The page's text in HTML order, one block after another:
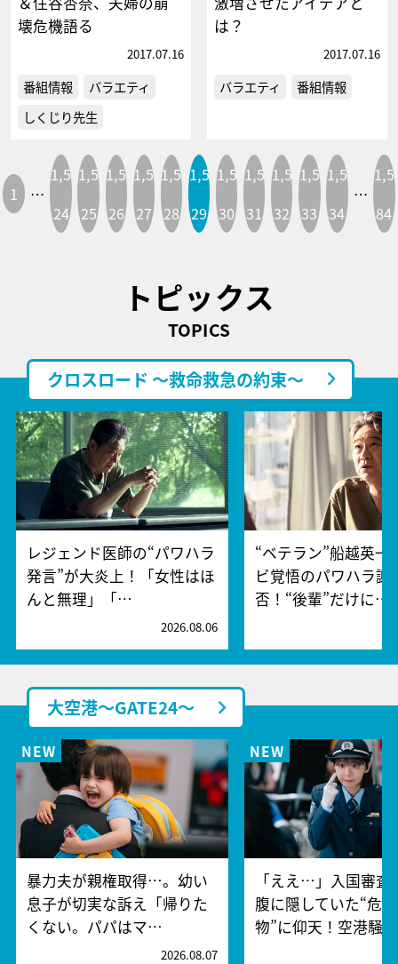
壊危機語る
2017.07.16
番組情報
バラエティ
しくじり先生
は？
2017.07.16
バラエティ 番組情報
1 …
1,5
24
1,5
25
1,5
26
1,5
27
1,5
28
1,5
29
1,5
30
1,5
31
1,5
32
1,5
33
1,5
34
…
1,5
84
トピックス
TOPICS
クロスロード ～救命救急の約束～
レジェンド医師の“パワハラ
発言”が大炎上！「女性はほ
んと無理」「…
2026.08.06
“ベテラン”船越英一
ビ覚悟のパワハラ謝
否！“後輩”だけに…
大空港～GATE24～
暴力夫が親権取得…。幼い
息子が切実な訴え「帰りた
くない。パパはマ…
2026.08.07
「ええ…」入国審査
腹に隠していた“危
物”に仰天！空港騒